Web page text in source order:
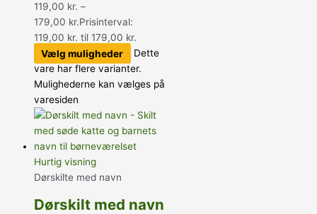
119,00 kr. –
179,00 kr.Prisinterval:
119,00 kr. til 179,00 kr.
Vælg muligheder
Dette
vare har flere varianter.
Mulighederne kan vælges på
varesiden
Hurtig visning
Dørskilte med navn
Dørskilt med navn